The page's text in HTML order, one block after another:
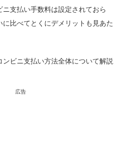
支払い手数料は設定されておら
比べてとくにデメリットも見あた
ンビニ支払い方法全体について解説
広告